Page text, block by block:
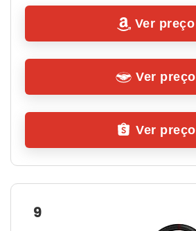
Ver preço
Ver preço
Ver preço
9